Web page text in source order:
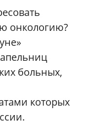
онкологию?
больных,
которых